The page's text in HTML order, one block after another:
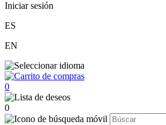
Iniciar sesión
ES
EN
0
0